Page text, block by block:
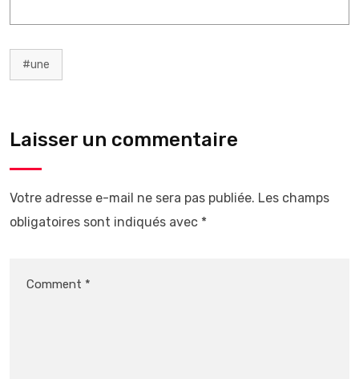
#une
Laisser un commentaire
Votre adresse e-mail ne sera pas publiée. Les champs
obligatoires sont indiqués avec *